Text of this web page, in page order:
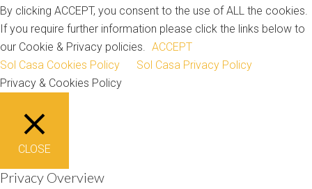
By clicking ACCEPT, you consent to the use of ALL the cookies.
If you require further information please click the links below to
our Cookie & Privacy policies. ACCEPT
Sol Casa Cookies Policy
Sol Casa Privacy Policy
Privacy & Cookies Policy
CLOSE
Privacy Overview